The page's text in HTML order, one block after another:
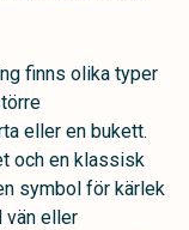
finns olika typer
eller en bukett.
och en klassisk
symbol för kärlek
vän eller